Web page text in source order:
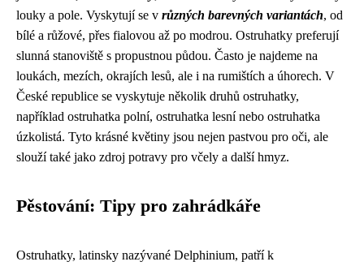
louky a pole. Vyskytují se v různých barevných variantách, od
bílé a růžové, přes fialovou až po modrou. Ostruhatky preferují
slunná stanoviště s propustnou půdou. Často je najdeme na
loukách, mezích, okrajích lesů, ale i na rumištích a úhorech. V
České republice se vyskytuje několik druhů ostruhatky,
například ostruhatka polní, ostruhatka lesní nebo ostruhatka
úzkolistá. Tyto krásné květiny jsou nejen pastvou pro oči, ale
slouží také jako zdroj potravy pro včely a další hmyz.
Pěstování: Tipy pro zahrádkáře
Ostruhatky, latinsky nazývané Delphinium, patří k